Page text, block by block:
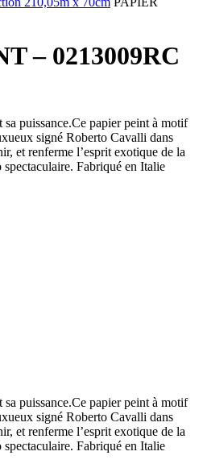
– 0213009RC
sa puissance.Ce papier peint à motif
signé Roberto Cavalli dans
et renferme l’esprit exotique de la
Fabriqué en Italie
sa puissance.Ce papier peint à motif
signé Roberto Cavalli dans
et renferme l’esprit exotique de la
Fabriqué en Italie